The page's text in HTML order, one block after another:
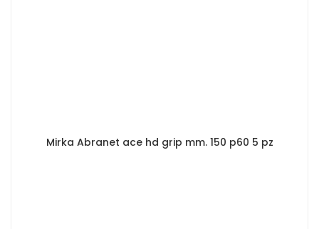
Mirka Abranet ace hd grip mm. 150 p60 5 pz